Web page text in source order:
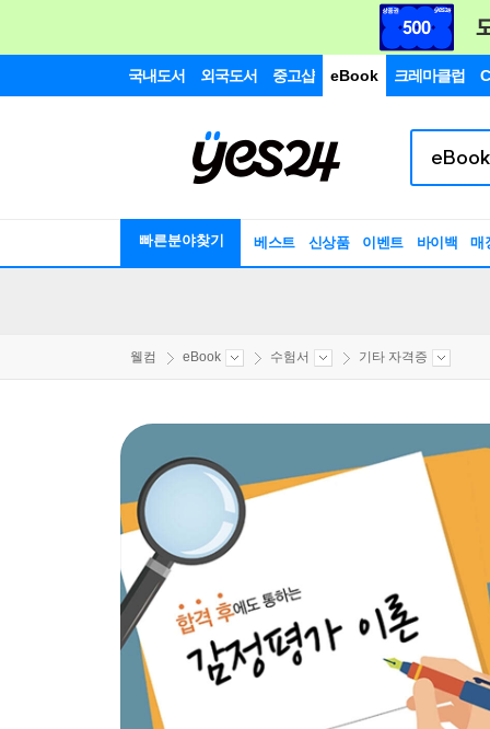
국내도서 외국도서 중고샵 eBook 크레마클럽
빠른분야찾기 베스트 신상품 이벤트 바이백 매
웰컴 eBook 수험서 기타 자격증